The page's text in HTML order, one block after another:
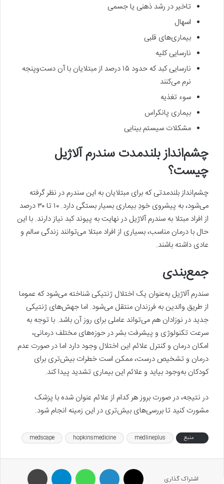
تاخیر در رشد ذهنی یا جسمی
اسهال
بیماری‌های قلبی
نارسایی کلیه
نارسایی کبد که حدود ۱۵ درصد از مبتلایان با آن دست‌وپنجه
نرم می‌کنند
سوء تغذیه
بیماری پانکراس
مشکلات سیستم بینایی
چشم‌انداز بلندمدت سندرم آلاژیل
چیست؟
چشم‌انداز بلندمدتی که برای مبتلایان به این سندرم در نظر گرفته
می‌شود، به پیشروی خودِ بیماری بسیار بستگی دارد. ۱۰ تا ۳۰ درصد
از افراد مبتلا به سندرم آلاژیل در نهایت به پیوند کبد نیاز دارند. با این
حال با درمان مناسب، بسیاری از افراد مبتلا می‌توانند زندگی سالم و
عادی داشته باشند.
جمع‌بندی
سندرم آلاژیل به‌عنوان یک اختلال ژنتیکی شناخته می‌شود که عموما
از طریق والدین به فرزندان منتقل می‌شود. اما جهش‌های ژنتیکی
جدید در نوزادان هم می‌تواند عاملی برای روز آن باشد. با توجه به
سرعت تکنولوژی‌ و پیشرفت بشر در حوزه‌های مختلف درمانی،‌
امکان درمان و کنترل علائم این اختلال وجود دارد اما در صورت عدم
درمان و تشخیص درست، ممکن است خطرات بیش‌تری برای
کودکان به‌وجود بیاید و علائم این بیماری تشدید پیدا کند.
در نتیجه، در صورت بروز هر کدام از علائم عنوان شده با پزشک
مشورت کنید تا بررسی‌های بیش‌تری در این زمینه انجام شود.
منبع medlineplus
hopkinsmedicine
medscape
اشتراک گذاری